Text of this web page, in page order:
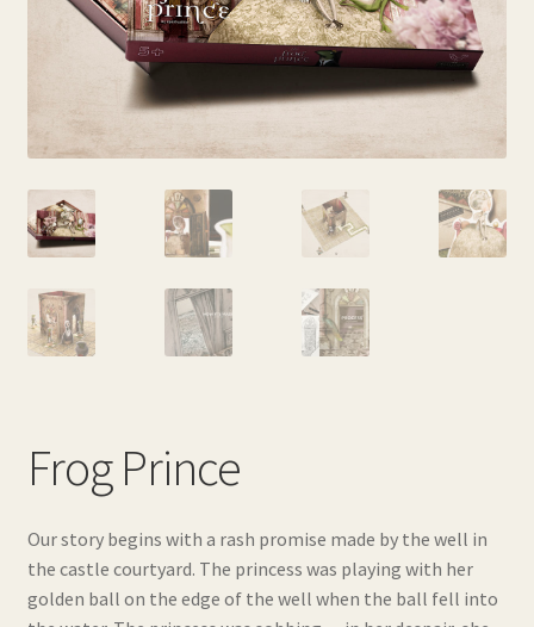
Frog Prince
Our story begins with a rash promise made by the well in
the castle courtyard. The princess was playing with her
golden ball on the edge of the well when the ball fell into